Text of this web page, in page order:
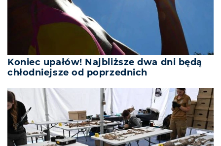
Koniec upałów! Najbliższe dwa dni będą
chłodniejsze od poprzednich